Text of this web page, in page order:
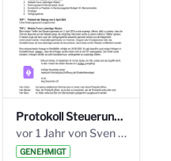
Protokoll Steuerungskreis_06.02.2025 .pdf
vor 1 Jahr von Sven Hitzler
GENEHMIGT